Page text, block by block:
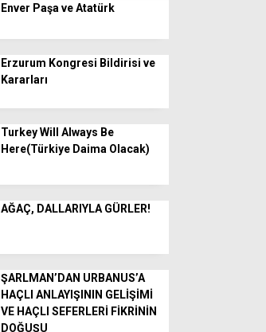
Enver Paşa ve Atatürk
Erzurum Kongresi Bildirisi ve
Kararları
Turkey Will Always Be
Here(Türkiye Daima Olacak)
AĞAÇ, DALLARIYLA GÜRLER!
ŞARLMAN’DAN URBANUS’A
HAÇLI ANLAYIŞININ GELİŞİMİ
VE HAÇLI SEFERLERİ FİKRİNİN
DOĞUŞU